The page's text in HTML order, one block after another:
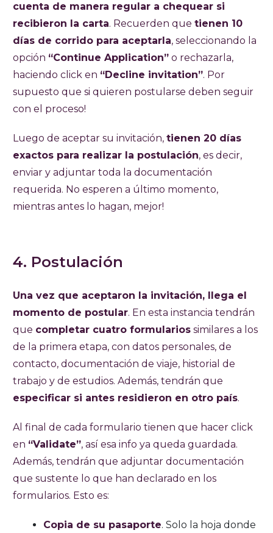
cuenta de manera regular a chequear si
recibieron la carta. Recuerden que tienen 10
días de corrido para aceptarla, seleccionando la
opción “Continue Application” o rechazarla,
haciendo click en “Decline invitation”. Por
supuesto que si quieren postularse deben seguir
con el proceso!
Luego de aceptar su invitación, tienen 20 días
exactos para realizar la postulación, es decir,
enviar y adjuntar toda la documentación
requerida. No esperen a último momento,
mientras antes lo hagan, mejor!
4. Postulación
Una vez que aceptaron la invitación, llega el
momento de postular. En esta instancia tendrán
que completar cuatro formularios similares a los
de la primera etapa, con datos personales, de
contacto, documentación de viaje, historial de
trabajo y de estudios. Además, tendrán que
especificar si antes residieron en otro país.
Al final de cada formulario tienen que hacer click
en “Validate”, así esa info ya queda guardada.
Además, tendrán que adjuntar documentación
que sustente lo que han declarado en los
formularios. Esto es:
Copia de su pasaporte. Solo la hoja donde